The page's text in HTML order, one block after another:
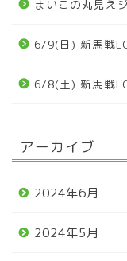
まいこの丸見
6/9(日) 新馬戦
6/8(土) 新馬戦
アーカイブ
2024年6月
2024年5月